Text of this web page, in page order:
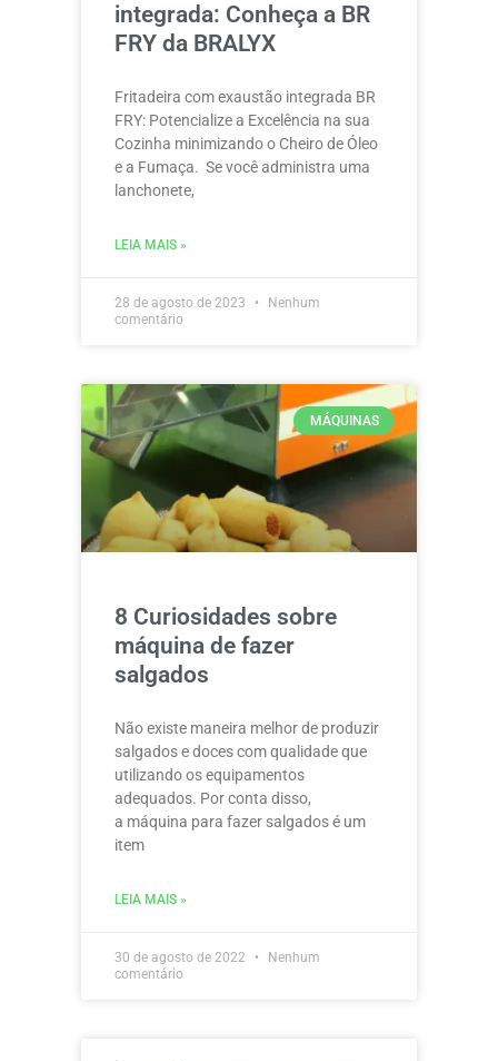
integrada: Conheça a BR
FRY da BRALYX
Fritadeira com exaustão integrada BR
FRY: Potencialize a Excelência na sua
Cozinha minimizando o Cheiro de Óleo
e a Fumaça. Se você administra uma
lanchonete,
LEIA MAIS »
28 de agosto de 2023
Nenhum
comentário
MÁQUINAS
8 Curiosidades sobre
máquina de fazer
salgados
Não existe maneira melhor de produzir
salgados e doces com qualidade que
utilizando os equipamentos
adequados. Por conta disso,
a máquina para fazer salgados é um
item
LEIA MAIS »
30 de agosto de 2022
Nenhum
comentário